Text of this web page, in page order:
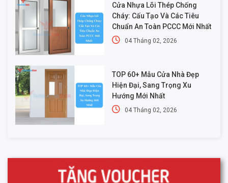
Cửa Nhựa Lõi Thép Chống
Cháy: Cấu Tạo Và Các Tiêu
Chuẩn An Toàn PCCC Mới Nhất
04 Tháng 02, 2026
TOP 60+ Mẫu Cửa Nhà Đẹp
Hiện Đại, Sang Trọng Xu
Hướng Mới Nhất
04 Tháng 02, 2026